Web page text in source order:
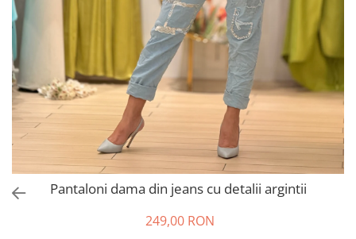
Tricouri si topuri
Rochii de eveniment
Pantaloni dama din jeans cu detalii argintii
249,00 RON